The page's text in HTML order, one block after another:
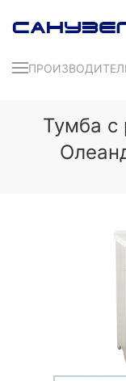
Тумба с